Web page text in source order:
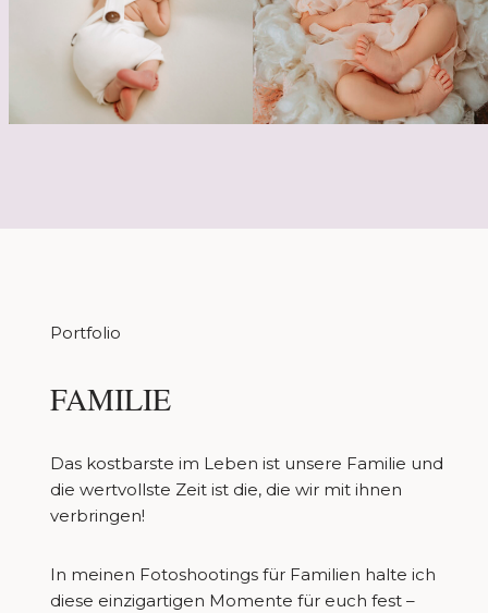
Portfolio
FAMILIE
Das kostbarste im Leben ist unsere Familie und
die wertvollste Zeit ist die, die wir mit ihnen
verbringen!
In meinen Fotoshootings für Familien halte ich
diese einzigartigen Momente für euch fest –